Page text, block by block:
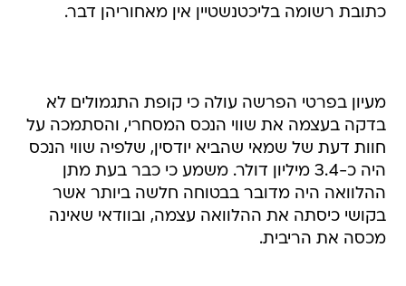
כתובת רשומה בליכטנשטיין אין מאחוריהן דבר.
מעיון בפרטי הפרשה עולה כי קופת התגמולים לא
בדקה בעצמה את שווי הנכס המסחרי, והסתמכה על
חוות דעת של שמאי שהביא יודסין, שלפיה שווי הנכס
היה כ-3.4 מיליון דולר. משמע כי כבר בעת מתן
ההלוואה היה מדובר בבטוחה חלשה ביותר אשר
בקושי כיסתה את ההלוואה עצמה, ובוודאי שאינה
מכסה את הריבית.